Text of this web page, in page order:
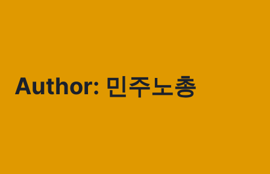
Author: 민주노총